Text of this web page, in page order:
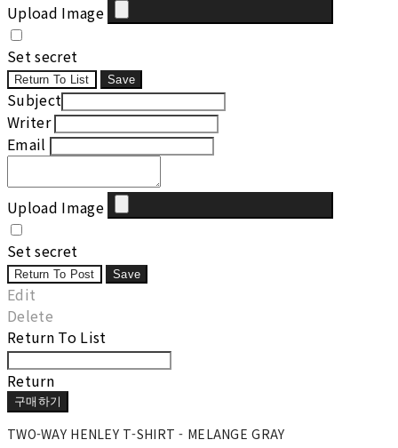
Upload Image
Set secret
Return To List Save
Subject
Writer
Email
Upload Image
Set secret
Return To Post Save
Edit
Delete
Return To List
Return
구매하기
TWO-WAY HENLEY T-SHIRT - MELANGE GRAY